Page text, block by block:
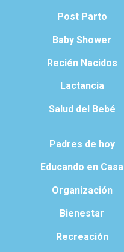
Post Parto
Baby Shower
Recién Nacidos
Lactancia
Salud del Bebé
Padres de hoy
Educando en Casa
Organización
Bienestar
Recreación